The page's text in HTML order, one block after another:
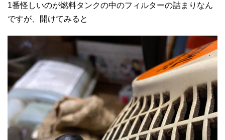
1番怪しいのが燃料タンクの中のフィルターの詰まりなん
ですが、開けてみると